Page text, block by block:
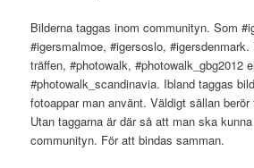
Bilderna taggas inom communityn. Som
#igersmalmoe, #igersoslo,
träffen, #photowalk, #photowalk_gbg2012
#photowalk_scandinavia. Ibland taggas
fotoappar man använt. Väldigt sällan
Utan taggarna är där så att man ska
communityn. För att bindas samman.